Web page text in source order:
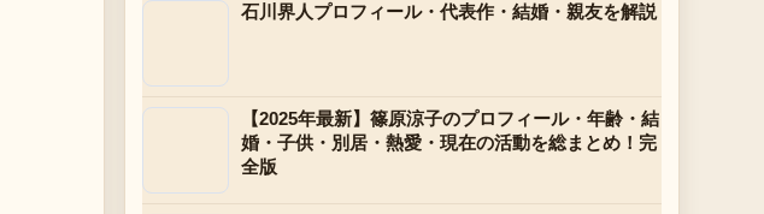
石川界人プロフィール・代表作・結婚・親友を解説
【2025年最新】篠原涼子のプロフィール・年齢・結
婚・子供・別居・熱愛・現在の活動を総まとめ！完
全版